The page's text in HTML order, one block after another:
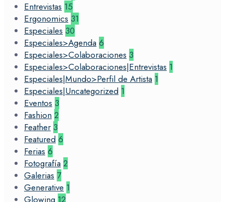
Entrevistas 15
Ergonomics 31
Especiales 30
Especiales>Agenda 6
Especiales>Colaboraciones 3
Especiales>Colaboraciones|Entrevistas 1
Especiales|Mundo>Perfil de Artista 1
Especiales|Uncategorized 1
Eventos 3
Fashion 2
Feather 3
Featured 6
Ferias 6
Fotografía 2
Galerias 7
Generative 1
Glowing 12